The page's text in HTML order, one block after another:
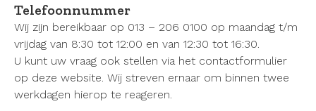
Telefoonnummer
Wij zijn bereikbaar op 013 – 206 0100 op maandag t/m
vrijdag van 8:30 tot 12:00 en van 12:30 tot 16:30.
U kunt uw vraag ook stellen via het contactformulier
op deze website. Wij streven ernaar om binnen twee
werkdagen hierop te reageren.